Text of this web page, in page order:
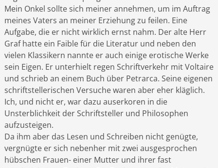
Mein Onkel sollte sich meiner annehmen, um im Auftrag
meines Vaters an meiner Erziehung zu feilen. Eine
Aufgabe, die er nicht wirklich ernst nahm. Der alte Herr
Graf hatte ein Faible für die Literatur und neben den
vielen Klassikern nannte er auch einige erotische Werke
sein Eigen. Er unterhielt regen Schriftverkehr mit Voltaire
und schrieb an einem Buch über Petrarca. Seine eigenen
schriftstellerischen Versuche waren aber eher kläglich.
Ich, und nicht er, war dazu auserkoren in die
Unsterblichkeit der Schriftsteller und Philosophen
aufzusteigen.
Da ihm aber das Lesen und Schreiben nicht genügte,
vergnügte er sich nebenher mit zwei ausgesprochen
hübschen Frauen- einer Mutter und ihrer fast